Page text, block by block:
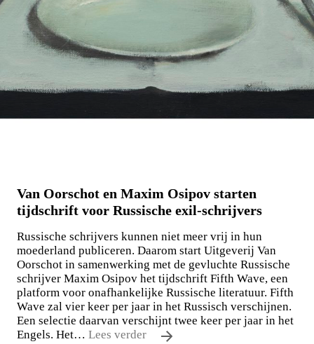
Van Oorschot en Maxim Osipov starten
tijdschrift voor Russische exil-schrijvers
Russische schrijvers kunnen niet meer vrij in hun
moederland publiceren. Daarom start Uitgeverij Van
Oorschot in samenwerking met de gevluchte Russische
schrijver Maxim Osipov het tijdschrift Fifth Wave, een
platform voor onafhankelijke Russische literatuur. Fifth
Wave zal vier keer per jaar in het Russisch verschijnen.
Een selectie daarvan verschijnt twee keer per jaar in het
Engels. Het… Lees verder